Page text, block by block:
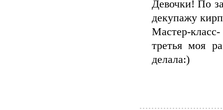
Девочки! По
декупажу
Мастер-
третья моя
делала:)